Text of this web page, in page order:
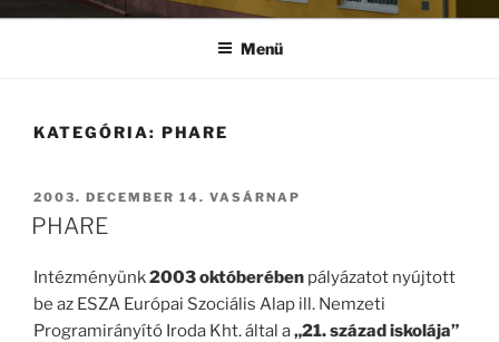
Menü
KATEGÓRIA: PHARE
BEKÜLDVE:
2003. DECEMBER 14. VASÁRNAP
PHARE
Intézményünk2003 októberében pályázatot nyújtott
be az ESZA Európai Szociális Alap ill. Nemzeti
Programirányító Iroda Kht. által a„21. század iskolája”